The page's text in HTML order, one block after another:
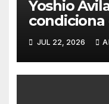
Yoshio
condiciona
figura
JUL 22, 2026